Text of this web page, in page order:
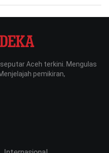
Aceh terkini. Mengulas
pemikiran,